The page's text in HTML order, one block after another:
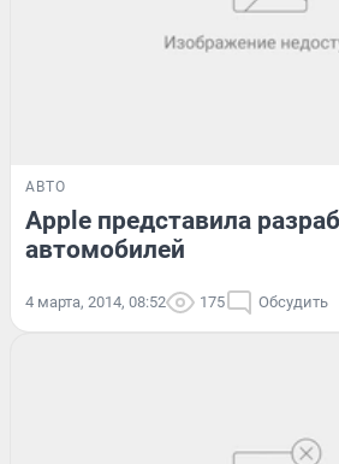
АВТО
Apple представила
автомобилей
4 марта, 2014, 08:52 175 Обсудить